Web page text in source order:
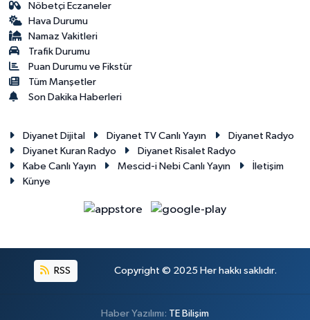
Nöbetçi Eczaneler
Hava Durumu
Namaz Vakitleri
Trafik Durumu
Puan Durumu ve Fikstür
Tüm Manşetler
Son Dakika Haberleri
Diyanet Dijital Diyanet TV Canlı Yayın
Diyanet Radyo
Diyanet Kuran Radyo
Diyanet Risalet Radyo
Kabe Canlı Yayın
Mescid-i Nebi Canlı Yayın
İletişim
Künye
RSS Copyright © 2025 Her hakkı saklıdır.
Haber Yazılımı: TE Bilişim
Sivas Müftülüğü
Şanlıurfa Müftülüğü
Şırnak Müftülüğü
Tokat Müftülüğü
Uşak Müftülüğü